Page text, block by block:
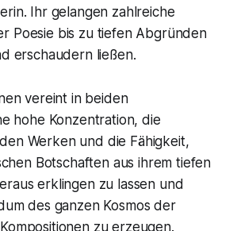
Ihr gelangen zahlreiche
Poesie bis zu tiefen Abgründen
erschaudern ließen.
vereint in beiden
hohe Konzentration, die
Werken und die Fähigkeit,
Botschaften aus ihrem tiefen
erklingen zu lassen und
des ganzen Kosmos der
zu erzeugen.